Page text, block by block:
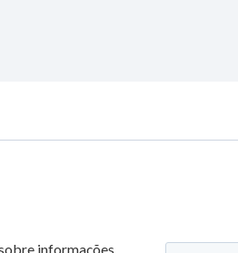
informações